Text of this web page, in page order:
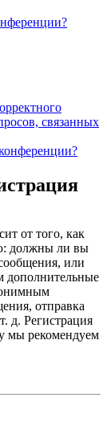
связанных
от того, как
должны ли вы
или
дополнительные
отправка
д. Регистрация
мы рекомендуем